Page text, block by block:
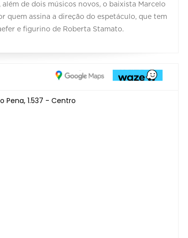
de dois músicos novos, o baixista Marcelo
quem assina a direção do espetáculo, que tem
e figurino de Roberta Stamato.
Pena, 1.537 - Centro